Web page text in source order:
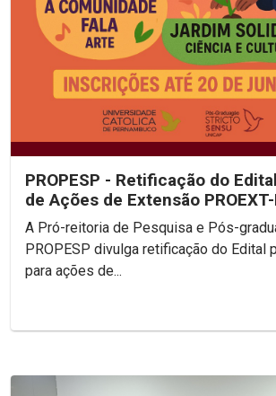
PROPESP - Retificação do
de Ações de Extensão
A Pró-reitoria de Pesquisa e Pós-
PROPESP divulga retificação do Edital
para ações de...